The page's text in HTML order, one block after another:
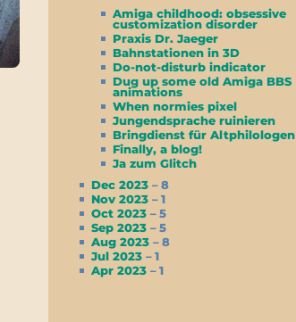
Amiga childhood: obsessive
customization disorder
Praxis Dr. Jaeger
Bahnstationen in 3D
Do-not-disturb indicator
Dug up some old Amiga BBS
animations
When normies pixel
Jungendsprache ruinieren
Bringdienst für Altphilologen
Finally, a blog!
Ja zum Glitch
Dec 2023 – 8
Nov 2023 – 1
Oct 2023 – 5
Sep 2023 – 5
Aug 2023 – 8
Jul 2023 – 1
Apr 2023 – 1